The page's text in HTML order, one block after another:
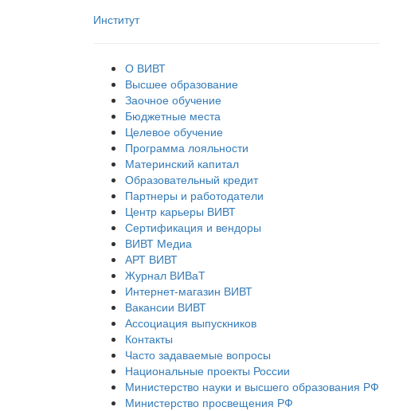
Институт
О ВИВТ
Высшее образование
Заочное обучение
Бюджетные места
Целевое обучение
Программа лояльности
Материнский капитал
Образовательный кредит
Партнеры и работодатели
Центр карьеры ВИВТ
Сертификация и вендоры
ВИВТ Медиа
АРТ ВИВТ
Журнал ВИВаТ
Интернет-магазин ВИВТ
Вакансии ВИВТ
Ассоциация выпускников
Контакты
Часто задаваемые вопросы
Национальные проекты России
Министерство науки и высшего образования РФ
Министерство просвещения РФ